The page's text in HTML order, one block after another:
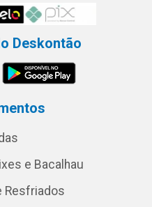
Deskontão
e Bacalhau
Resfriados